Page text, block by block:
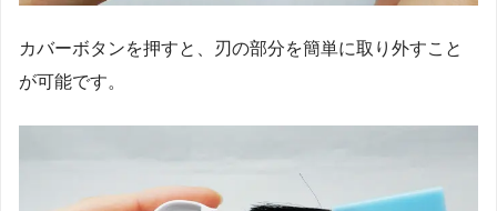
カバーボタンを押すと、刃の部分を簡単に取り外すこと
が可能です。